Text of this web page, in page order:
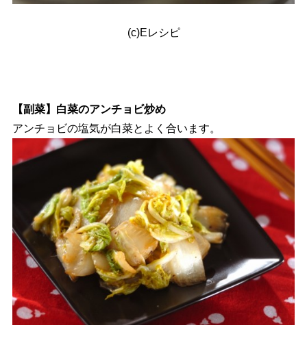
(c)Eレシピ
【副菜】白菜のアンチョビ炒め
アンチョビの塩気が白菜とよく合います。